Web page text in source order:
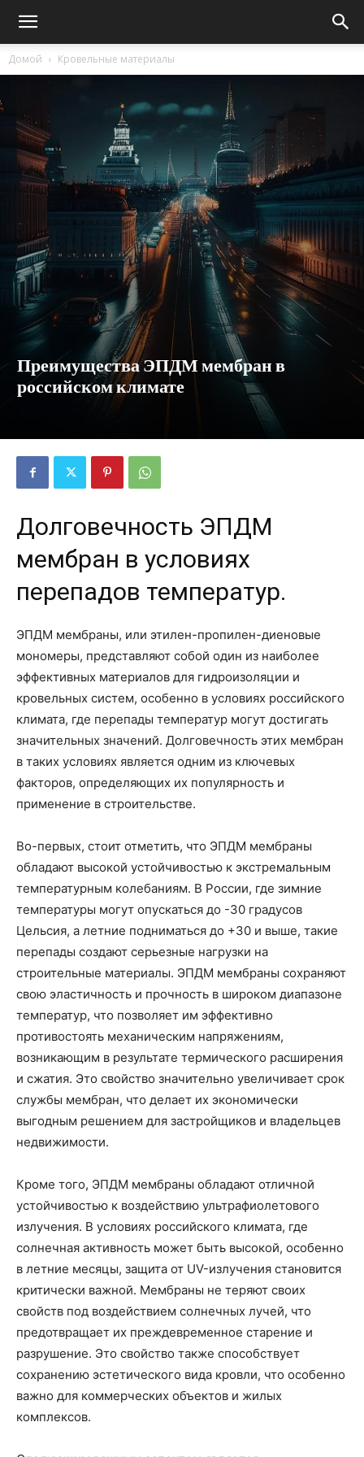
Домой Кровельные материалы
Преимущества ЭПДМ мембран в
российском климате
Долговечность ЭПДМ
мембран в условиях
перепадов температур.
ЭПДМ мембраны, или этилен-пропилен-диеновые
мономеры, представляют собой один из наиболее
эффективных материалов для гидроизоляции и
кровельных систем, особенно в условиях российского
климата, где перепады температур могут достигать
значительных значений. Долговечность этих мембран
в таких условиях является одним из ключевых
факторов, определяющих их популярность и
применение в строительстве.
Во-первых, стоит отметить, что ЭПДМ мембраны
обладают высокой устойчивостью к экстремальным
температурным колебаниям. В России, где зимние
температуры могут опускаться до -30 градусов
Цельсия, а летние подниматься до +30 и выше, такие
перепады создают серьезные нагрузки на
строительные материалы. ЭПДМ мембраны сохраняют
свою эластичность и прочность в широком диапазоне
температур, что позволяет им эффективно
противостоять механическим напряжениям,
возникающим в результате термического расширения
и сжатия. Это свойство значительно увеличивает срок
службы мембран, что делает их экономически
выгодным решением для застройщиков и владельцев
недвижимости.
Кроме того, ЭПДМ мембраны обладают отличной
устойчивостью к воздействию ультрафиолетового
излучения. В условиях российского климата, где
солнечная активность может быть высокой, особенно
в летние месяцы, защита от UV-излучения становится
критически важной. Мембраны не теряют своих
свойств под воздействием солнечных лучей, что
предотвращает их преждевременное старение и
разрушение. Это свойство также способствует
сохранению эстетического вида кровли, что особенно
важно для коммерческих объектов и жилых
комплексов.